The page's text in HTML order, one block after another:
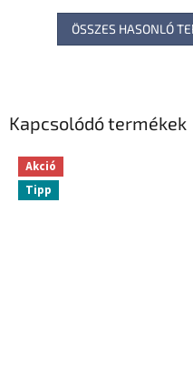
Kapcsolódó termékek
Akció
Tipp
ÖSSZES HASONLÓ